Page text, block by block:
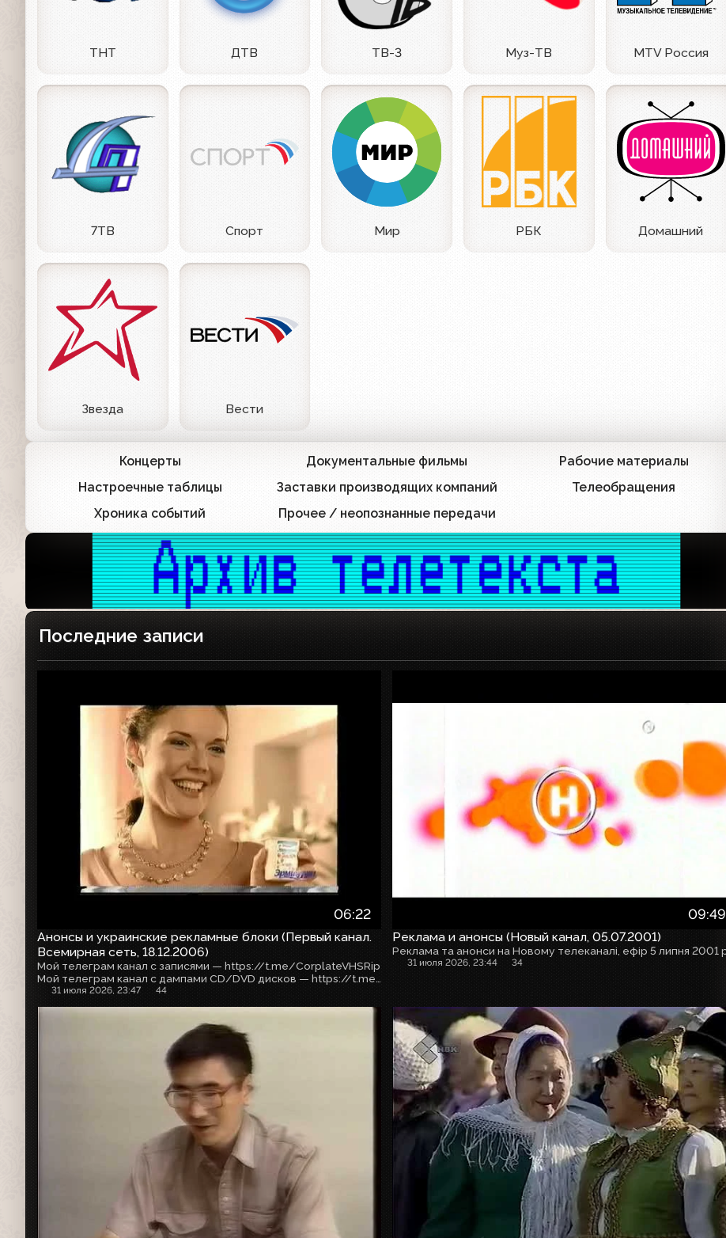
ТНТ ДТВ ТВ-3 Муз-ТВ MTV Россия
7ТВ Спорт Мир РБК Домашний
Звезда Вести
Концерты 685
Документальные фильмы Рабочие материалы
Настроечные таблицы 42
Заставки производящих компаний Телеобращения
Хроника событий 911
Прочее / неопознанные передачи
Последние записи
06:22
Анонсы и украинские рекламные блоки (Первый канал.
Всемирная сеть, 18.12.2006)
Мой телеграм канал с записями — https://t.me/CorplateVHSRip
31 июля 2026, 23:47 44
09:49
Реклама и анонсы (Новый канал, 05.07.2001)
31 июля 2026, 23:44 34